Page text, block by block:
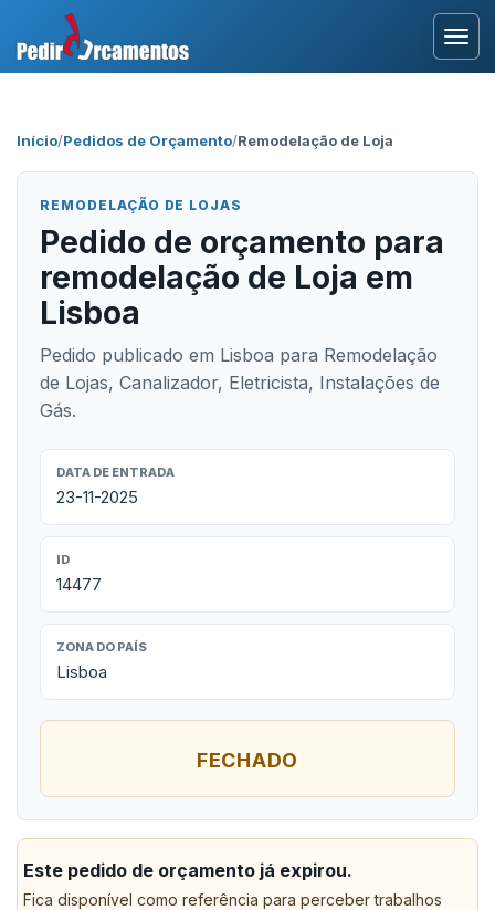
Início/Pedidos de Orçamento/Remodelação de Loja
REMODELAÇÃO DE LOJAS
Pedido de orçamento para
remodelação de Loja em
Lisboa
Pedido publicado em Lisboa para Remodelação
de Lojas, Canalizador, Eletricista, Instalações de
Gás.
DATA DE ENTRADA
23-11-2025
ID
14477
ZONA DO PAÍS
Lisboa
FECHADO
Este pedido de orçamento já expirou.
Fica disponível como referência para perceber trabalhos
Área Profissional
Como Funciona?
Testemunhos